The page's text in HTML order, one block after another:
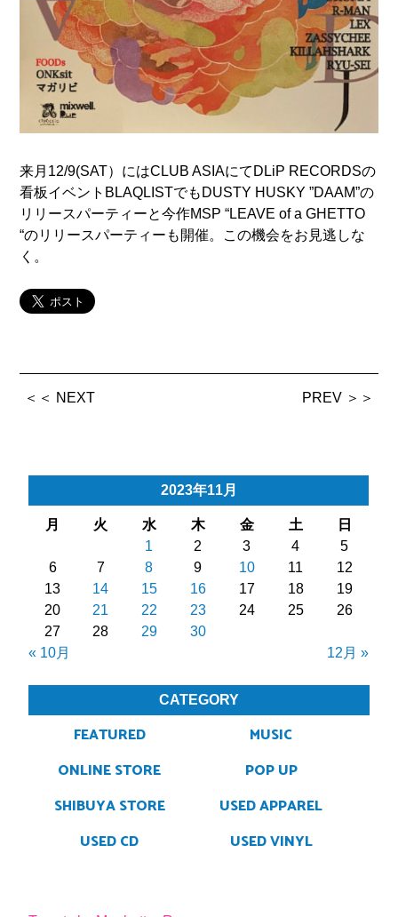
来月12/9(SAT）にはCLUB ASIAにてDLiP RECORDSの
看板イベントBLAQLISTでもDUSTY HUSKY ”DAAM”の
リリースパーティーと今作MSP “LEAVE of a GHETTO
“のリリースパーティーも開催。この機会をお見逃しな
く。
＜＜ NEXT PREV ＞＞
2023年11月
月 火 水 木 金 土 日
« 10月 12月 »
1 2 3 4
5
6
7 8 9 10 11
12
13
14 15 16 17 18
19
20
21 22 23 24 25
26
27
28 29 30
CATEGORY
FEATURED
MUSIC
ONLINE STORE
POP UP
SHIBUYA STORE
USED APPAREL
USED CD
USED VINYL